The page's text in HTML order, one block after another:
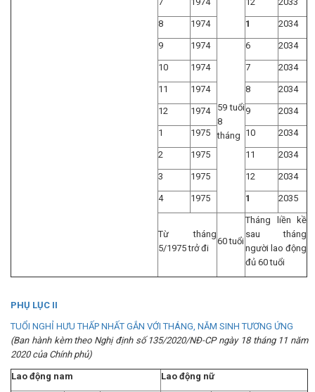
8 1974 1 2034
9 1974
59 tuổi
8
tháng
6 2034
10 1974 7 2034
11 1974 8 2034
12 1974 9 2034
1 1975 10 2034
2 1975 11 2034
3 1975 12 2034
4 1975 1 2035
Từ tháng
5/1975 trở đi
60 tuổi
Tháng liền kề
sau tháng
người lao động
đủ 60 tuổi
PHỤ LỤC II
TUỔI NGHỈ HƯU THẤP NHẤT GẮN VỚI THÁNG, NĂM SINH TƯƠNG ỨNG
(Ban hành kèm theo Nghị định số 135/2020/NĐ-CP ngày 18 tháng 11 năm
2020 của Chính phủ)
Lao động nam Lao động nữ